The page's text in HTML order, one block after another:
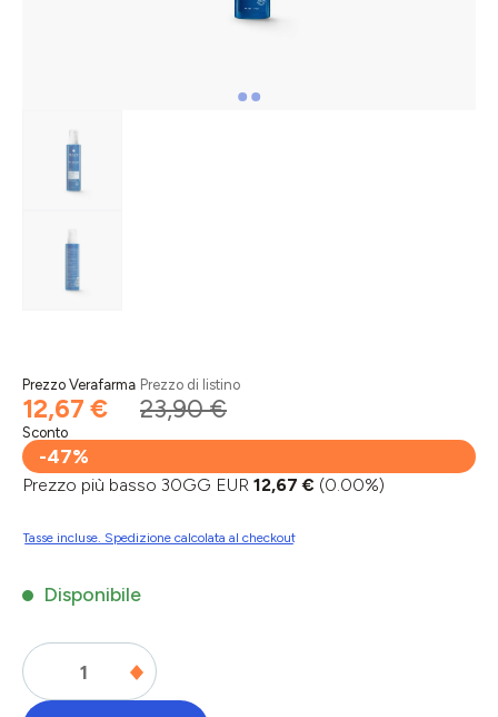
Prezzo Verafarma
12,67 €
Prezzo di listino
23,90 €
Sconto
-47%
Prezzo più basso 30GG EUR 12,67 € (0.00%)
Tasse incluse. Spedizione calcolata al checkout
Disponibile